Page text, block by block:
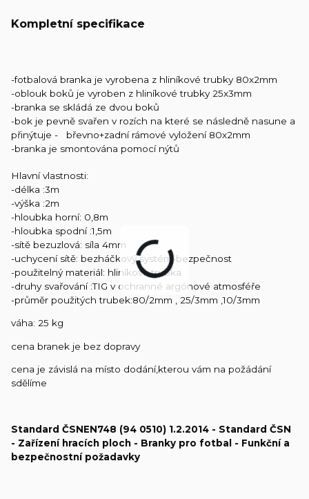
Kompletní specifikace
-fotbalová branka je vyrobena z hliníkové trubky 80x2mm
-oblouk boků je vyroben z hliníkové trubky 25x3mm
-branka se skládá ze dvou boků
-bok je pevně svařen v rozích na které se následně nasune a
přinýtuje - břevno+zadní rámové vyložení 80x2mm
-branka je smontována pomocí nýtů
Hlavní vlastnosti:
-délka :3m
-výška :2m
-hloubka horní: 0,8m
-hloubka spodní :1,5m
-sítě bezuzlová: síla 4mm
-uchycení sítě: bezháčkový systém-bezpečnost
-použitelný materiál: hliníková trubka
-druhy svařování :TIG v ochranné argónové atmosféře
-průměr použitých trubek:80/2mm , 25/3mm ,10/3mm
váha: 25 kg
cena branek je bez dopravy
cena je závislá na místo dodání,kterou vám na požádání
sdělíme
Standard ČSNEN748 (94 0510) 1.2.2014 - Standard ČSN
- Zařízení hracích ploch - Branky pro fotbal - Funkční a
bezpečnostní požadavky